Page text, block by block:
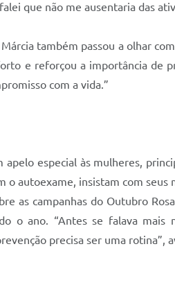
que não me ausentaria das
também passou a olhar
e reforçou a importância de
com a vida.”
apelo especial às mulheres,
autoexame, insistam com seus
as campanhas do Outubro
o ano. “Antes se falava
precisa ser uma rotina”,